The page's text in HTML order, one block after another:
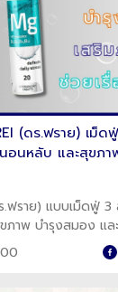
(ดร.ฟราย) เม็
อนหลับ และสุขภา
.ฟราย) แบบเม็ดฟู่ 3
าพ บำรุงสมอง แล
ย!